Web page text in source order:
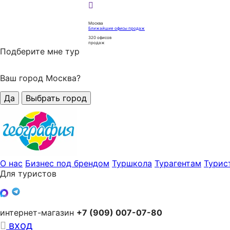
Москва
Ближайшие офисы продаж
320 офисов
продаж
Подберите мне тур
Ваш город Москва?
Да
Выбрать город
О нас Бизнес под брендом Туршкола Турагентам
Для туристов
интернет-магазин +7 (909) 007-07-80
вход